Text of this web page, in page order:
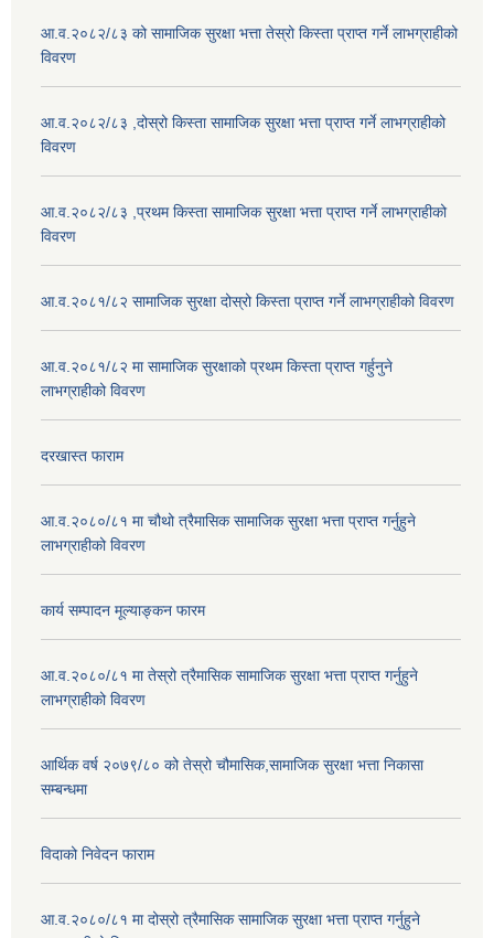
आ.व.२०८२/८३ को सामाजिक सुरक्षा भत्ता तेस्रो किस्ता प्राप्त गर्ने लाभग्राहीको
विवरण
आ.व.२०८२/८३ ,दोस्रो किस्ता सामाजिक सुरक्षा भत्ता प्राप्त गर्ने लाभग्राहीको
विवरण
आ.व.२०८२/८३ ,प्रथम किस्ता सामाजिक सुरक्षा भत्ता प्राप्त गर्ने लाभग्राहीको
विवरण
आ.व.२०८१/८२ सामाजिक सुरक्षा दोस्रो किस्ता प्राप्त गर्ने लाभग्राहीको विवरण
आ.व.२०८१/८२ मा सामाजिक सुरक्षाको प्रथम किस्ता प्राप्त गर्हुनुने
लाभग्राहीको विवरण
दरखास्त फाराम
आ.व.२०८०/८१ मा चौथो त्रैमासिक सामाजिक सुरक्षा भत्ता प्राप्त गर्नुहुने
लाभग्राहीको विवरण
कार्य सम्पादन मूल्याङ्कन फारम
आ.व.२०८०/८१ मा तेस्रो त्रैमासिक सामाजिक सुरक्षा भत्ता प्राप्त गर्नुहुने
लाभग्राहीको विवरण
आर्थिक वर्ष २०७९/८० को तेस्रो चौमासिक,सामाजिक सुरक्षा भत्ता निकासा
सम्बन्धमा
विदाको निवेदन फाराम
आ.व.२०८०/८१ मा दोस्रो त्रैमासिक सामाजिक सुरक्षा भत्ता प्राप्त गर्नुहुने